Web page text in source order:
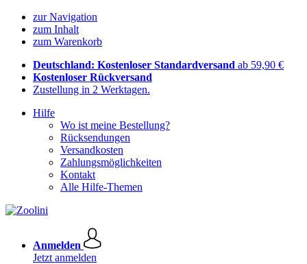
zur Navigation
zum Inhalt
zum Warenkorb
Deutschland: Kostenloser Standardversand ab 59,90 €
Kostenloser Rückversand
Zustellung in 2 Werktagen.
Hilfe
Wo ist meine Bestellung?
Rücksendungen
Versandkosten
Zahlungsmöglichkeiten
Kontakt
Alle Hilfe-Themen
Anmelden
Jetzt anmelden